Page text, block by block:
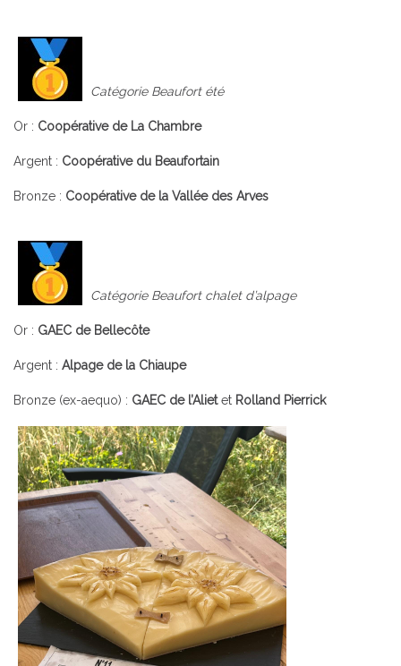
Catégorie Beaufort été
Or : Coopérative de La Chambre
Argent : Coopérative du Beaufortain
Bronze : Coopérative de la Vallée des Arves
Catégorie Beaufort chalet d’alpage
Or : GAEC de Bellecôte
Argent : Alpage de la Chiaupe
Bronze (ex-aequo) : GAEC de l’Alietet Rolland Pierrick